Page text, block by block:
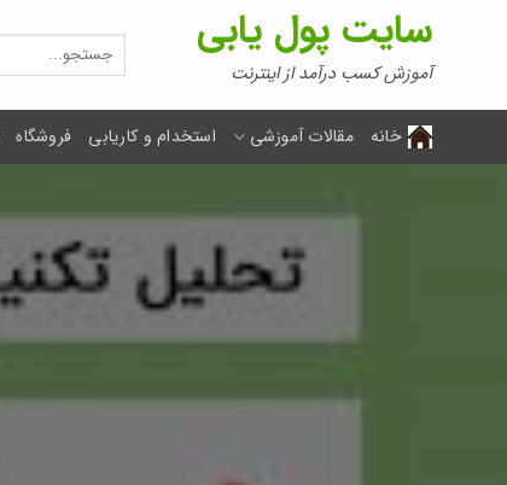
سایت پول یابی
آموزش کسب درآمد از اینترنت
جستجو
برای:
خانه مقالات آموزشی استخدام و کاریابی فروشگاه